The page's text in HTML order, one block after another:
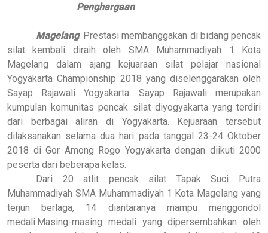
Penghargaan
Magelang. Prestasi membanggakan di bidang pencak
silat kembali diraih oleh SMA Muhammadiyah 1 Kota
Magelang dalam ajang kejuaraan silat pelajar nasional
Yogyakarta Championship 2018 yang diselenggarakan oleh
Sayap Rajawali Yogyakarta. Sayap Rajawali merupakan
kumpulan komunitas pencak silat diyogyakarta yang terdiri
dari berbagai aliran di Yogyakarta. Kejuaraan tersebut
dilaksanakan selama dua hari pada tanggal 23-24 Oktober
2018 di Gor Among Rogo Yogyakarta dengan diikuti 2000
peserta dari beberapa kelas.
Dari 20 atlit pencak silat Tapak Suci Putra
Muhammadiyah SMA Muhammadiyah 1 Kota Magelang yang
terjun berlaga, 14 diantaranya mampu menggondol
medali.Masing-masing medali yang dipersembahkan oleh